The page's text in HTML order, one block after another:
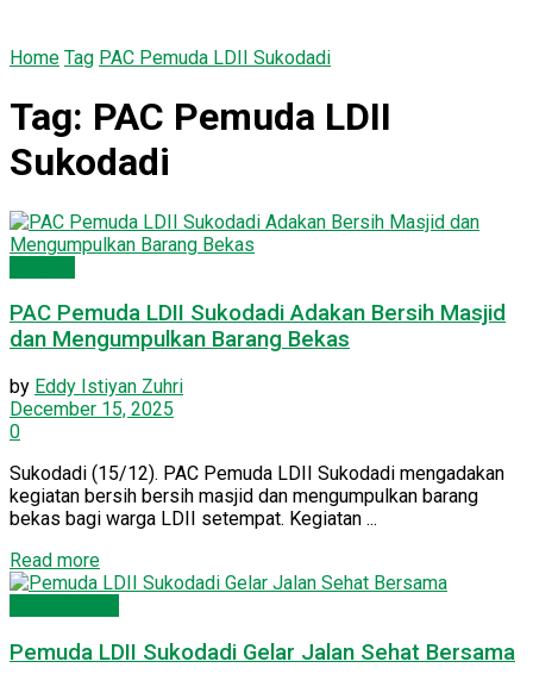
Home Tag PAC Pemuda LDII Sukodadi
Tag: PAC Pemuda LDII
Sukodadi
PAC Pemuda LDII Sukodadi Adakan Bersih Masjid
dan Mengumpulkan Barang Bekas
by Eddy Istiyan Zuhri
December 15, 2025
0
Sukodadi (15/12). PAC Pemuda LDII Sukodadi mengadakan
kegiatan bersih bersih masjid dan mengumpulkan barang
bekas bagi warga LDII setempat. Kegiatan ...
Read moreDetails
Pemuda LDII Sukodadi Gelar Jalan Sehat Bersama